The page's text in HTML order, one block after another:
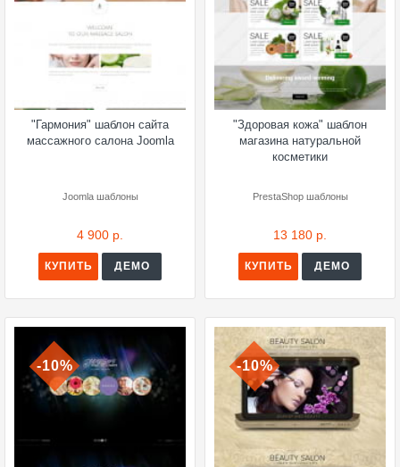
"Гармония" шаблон сайта
массажного салона Joomla
Joomla шаблоны
4 900 р.
КУПИТЬ ДЕМО
"Здоровая кожа" шаблон
магазина натуральной
косметики
PrestaShop шаблоны
13 180 р.
КУПИТЬ ДЕМО
-10% -10%